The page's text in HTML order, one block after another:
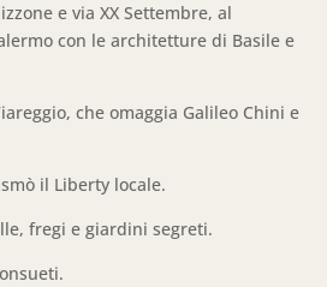
e via XX Settembre, al
con le architetture di Basile e
che omaggia Galileo Chini e
il Liberty locale.
fregi e giardini segreti.